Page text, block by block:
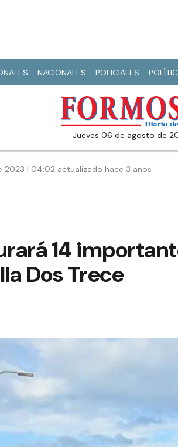
NACIONALES POLICIALES
jueves 06 de agosto de
2023 | 04:02 actualizado hace 3 años
14
Dos Trece